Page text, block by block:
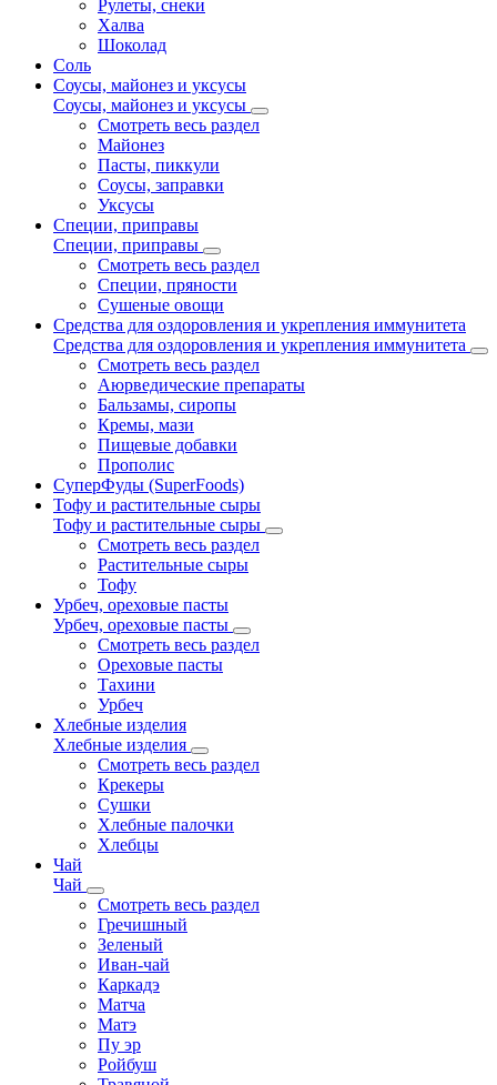
Рулеты, снеки
Халва
Шоколад
Соль
Соусы, майонез и уксусы
Соусы, майонез и уксусы
Смотреть весь раздел
Майонез
Пасты, пиккули
Соусы, заправки
Уксусы
Специи, приправы
Специи, приправы
Смотреть весь раздел
Специи, пряности
Сушеные овощи
Средства для оздоровления и укрепления иммунитета
Средства для оздоровления и укрепления иммунитета
Смотреть весь раздел
Аюрведические препараты
Бальзамы, сиропы
Кремы, мази
Пищевые добавки
Прополис
СуперФуды (SuperFoods)
Тофу и растительные сыры
Тофу и растительные сыры
Смотреть весь раздел
Растительные сыры
Тофу
Урбеч, ореховые пасты
Урбеч, ореховые пасты
Смотреть весь раздел
Ореховые пасты
Тахини
Урбеч
Хлебные изделия
Хлебные изделия
Смотреть весь раздел
Крекеры
Сушки
Хлебные палочки
Хлебцы
Чай
Чай
Смотреть весь раздел
Гречишный
Зеленый
Иван-чай
Каркадэ
Матча
Матэ
Пу эр
Ройбуш